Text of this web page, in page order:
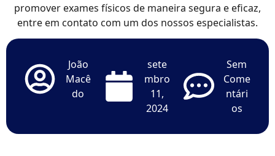
promover exames físicos de maneira segura e eficaz,
entre em contato com um dos nossos especialistas.
João
Macê
do
sete
mbro
11,
2024
Sem
Come
ntári
os